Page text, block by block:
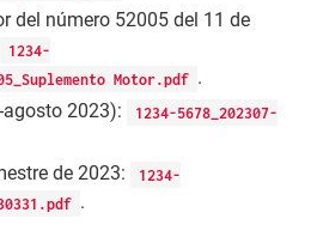
del número 52005 del 11 de
1234-
Motor.pdf .
agosto 2023):
1234-5678_202307-
de 2023:
1234-
.